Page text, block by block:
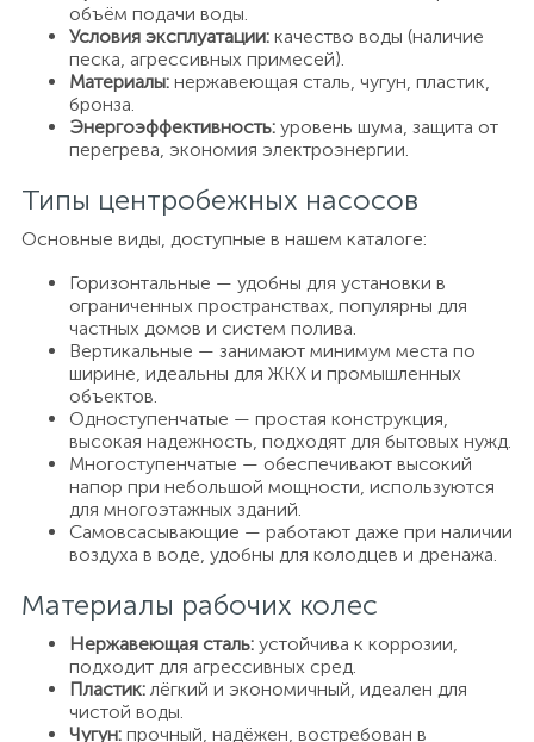
объём подачи воды.
Условия эксплуатации: качество воды (наличие
песка, агрессивных примесей).
Материалы: нержавеющая сталь, чугун, пластик,
бронза.
Энергоэффективность: уровень шума, защита от
перегрева, экономия электроэнергии.
Типы центробежных насосов
Основные виды, доступные в нашем каталоге:
Горизонтальные — удобны для установки в
ограниченных пространствах, популярны для
частных домов и систем полива.
Вертикальные — занимают минимум места по
ширине, идеальны для ЖКХ и промышленных
объектов.
Одноступенчатые — простая конструкция,
высокая надежность, подходят для бытовых нужд.
Многоступенчатые — обеспечивают высокий
напор при небольшой мощности, используются
для многоэтажных зданий.
Самовсасывающие — работают даже при наличии
воздуха в воде, удобны для колодцев и дренажа.
Материалы рабочих колес
Нержавеющая сталь: устойчива к коррозии,
подходит для агрессивных сред.
Пластик: лёгкий и экономичный, идеален для
чистой воды.
Чугун: прочный, надёжен, востребован в